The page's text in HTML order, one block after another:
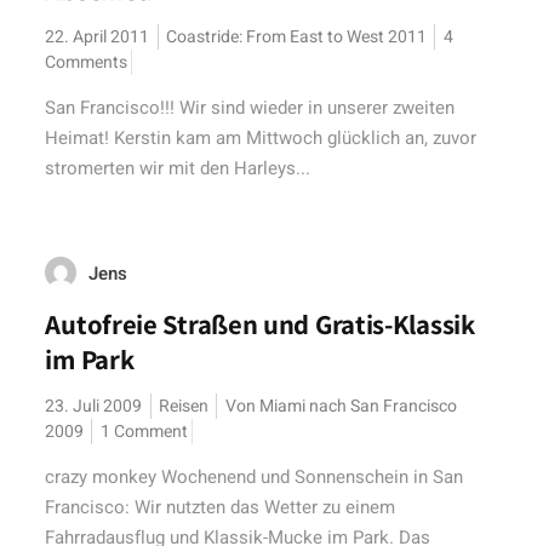
22. April 2011 Coastride: From East to West 2011
4
Comments
San Francisco!!! Wir sind wieder in unserer zweiten
Heimat! Kerstin kam am Mittwoch glücklich an, zuvor
stromerten wir mit den Harleys...
Jens
Autofreie Straßen und Gratis-Klassik
im Park
23. Juli 2009 Reisen
Von Miami nach San Francisco
2009
1 Comment
crazy monkey Wochenend und Sonnenschein in San
Francisco: Wir nutzten das Wetter zu einem
Fahrradausflug und Klassik-Mucke im Park. Das